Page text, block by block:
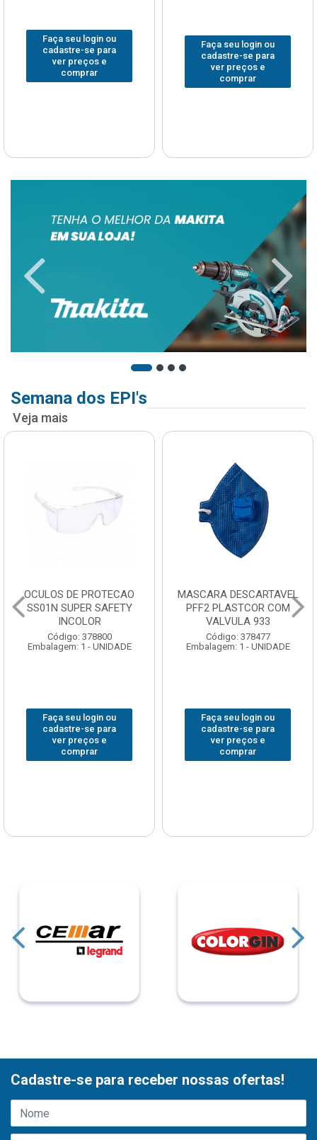
Faça seu login ou
cadastre-se para
ver preços e
comprar
Faça seu login ou
cadastre-se para
ver preços e
comprar
Semana dos EPI's
Veja mais
OCULOS DE PROTECAO
SS01N SUPER SAFETY
INCOLOR
Código: 378800
Embalagem: 1 - UNIDADE
Faça seu login ou
cadastre-se para
ver preços e
comprar
MASCARA DESCARTAVEL
PFF2 PLASTCOR COM
VALVULA 933
Código: 378477
Embalagem: 1 - UNIDADE
Faça seu login ou
cadastre-se para
ver preços e
comprar
Cadastre-se para receber nossas ofertas!